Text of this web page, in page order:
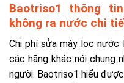
Baotriso1 thông
không ra nước chi
Chi phí sửa máy lọc nước
các hãng khác nói chung
người. Baotriso1 hiểu